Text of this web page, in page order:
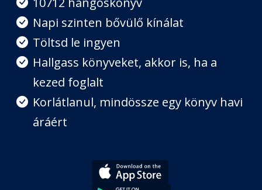
8. fejezet
Fejezet hossza: 00:08:06
9. fejezet
Fejezet hossza: 00:07:36
Napi szinten bővülő kínálat
Töltsd le ingyen
Hallgass könyveket, akkor is, ha a
kezed foglalt
Korlátlanul, mindössze egy könyv havi
áráért